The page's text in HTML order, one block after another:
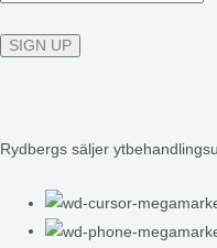
Rydbergs säljer